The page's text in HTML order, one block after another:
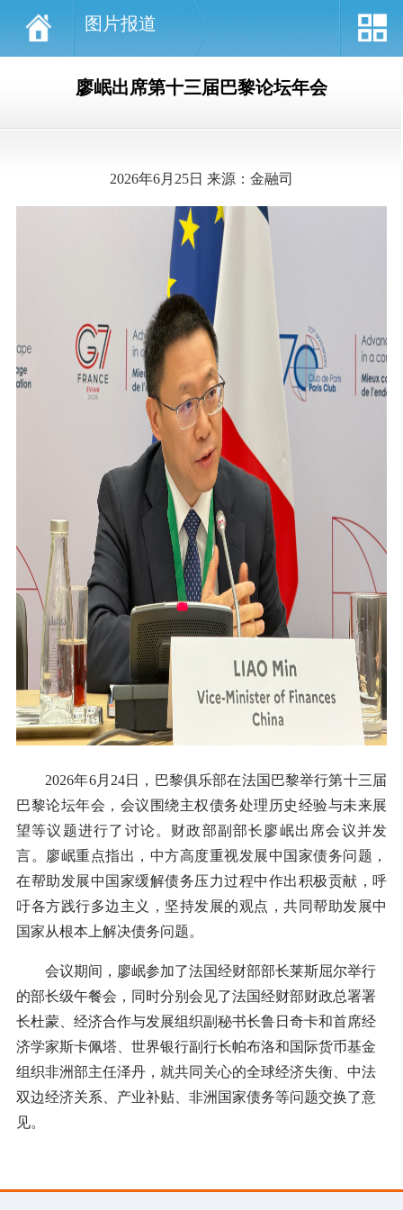
图片报道
廖岷出席第十三届巴黎论坛年会
2026年6月25日 来源：金融司
2026年6月24日，巴黎俱乐部在法国巴黎举行第十三届
巴黎论坛年会，会议围绕主权债务处理历史经验与未来展
望等议题进行了讨论。财政部副部长廖岷出席会议并发
言。廖岷重点指出，中方高度重视发展中国家债务问题，
在帮助发展中国家缓解债务压力过程中作出积极贡献，呼
吁各方践行多边主义，坚持发展的观点，共同帮助发展中
国家从根本上解决债务问题。
会议期间，廖岷参加了法国经财部部长莱斯屈尔举行
的部长级午餐会，同时分别会见了法国经财部财政总署署
长杜蒙、经济合作与发展组织副秘书长鲁日奇卡和首席经
济学家斯卡佩塔、世界银行副行长帕布洛和国际货币基金
组织非洲部主任泽丹，就共同关心的全球经济失衡、中法
双边经济关系、产业补贴、非洲国家债务等问题交换了意
见。